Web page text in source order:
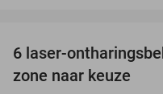
6 laser-
zone naar keuze